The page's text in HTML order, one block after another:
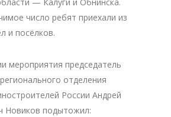
число ребят приехали из
и посёлков.
мероприятия председатель
отделения
России Андрей
Новиков подытожил: